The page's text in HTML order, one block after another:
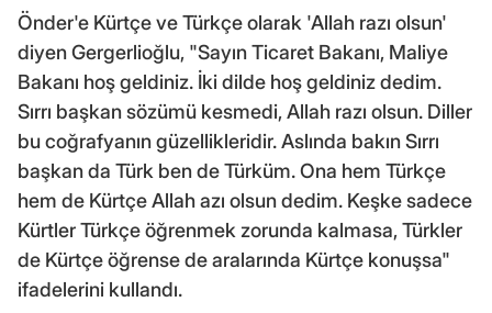
Önder'e Kürtçe ve Türkçe olarak 'Allah razı olsun'
diyen Gergerlioğlu, "Sayın Ticaret Bakanı, Maliye
Bakanı hoş geldiniz. İki dilde hoş geldiniz dedim.
Sırrı başkan sözümü kesmedi, Allah razı olsun. Diller
bu coğrafyanın güzellikleridir. Aslında bakın Sırrı
başkan da Türk ben de Türküm. Ona hem Türkçe
hem de Kürtçe Allah azı olsun dedim. Keşke sadece
Kürtler Türkçe öğrenmek zorunda kalmasa, Türkler
de Kürtçe öğrense de aralarında Kürtçe konuşsa"
ifadelerini kullandı.